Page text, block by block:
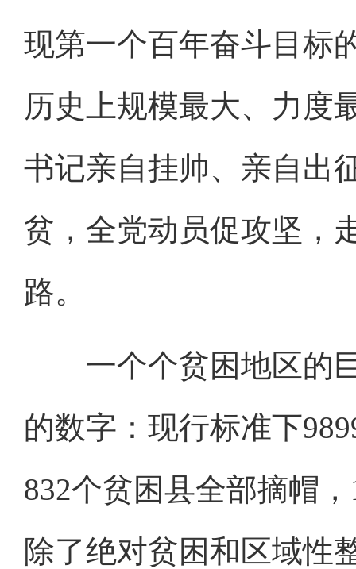
现第一个百年奋斗目标
历史上规模最大、力度
书记亲自挂帅、亲自出
贫，全党动员促攻坚，
路。
一个个贫困地区的巨
的数字：现行标准下
832个贫困县全部摘帽
除了绝对贫困和区域性